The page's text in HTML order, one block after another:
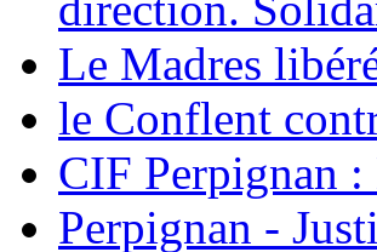
Le Madres
le Conflent
CIF Perpignan
Perpignan -